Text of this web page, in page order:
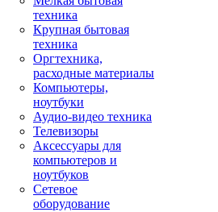
техника
Крупная бытовая
техника
Оргтехника,
расходные материалы
Компьютеры,
ноутбуки
Аудио-видео техника
Телевизоры
Аксессуары для
компьютеров и
ноутбуков
Сетевое
оборудование